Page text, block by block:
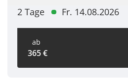
2 Tage Fr. 14.08.2026
ab
365 €